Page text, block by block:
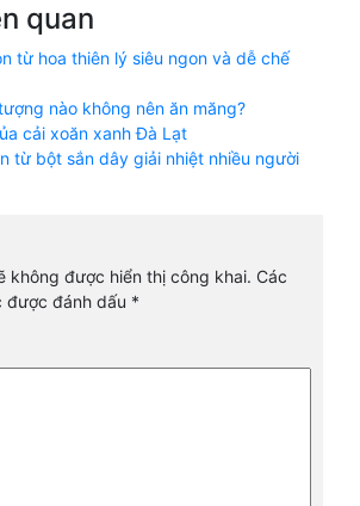
quan
từ hoa thiên lý siêu ngon và dễ chế
nào không nên ăn măng?
cải xoăn xanh Đà Lạt
từ bột sắn dây giải nhiệt nhiều người
không được hiển thị công khai. Các
đánh dấu *